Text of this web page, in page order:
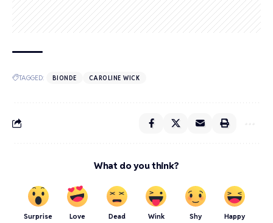
TAGGED: BIONDE CAROLINE WICK
What do you think?
Surprise Love Dead Wink Shy Happy